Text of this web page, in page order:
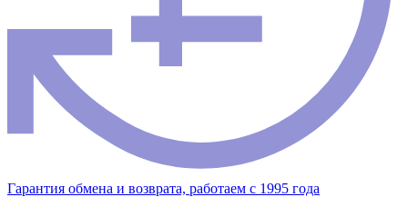
Гарантия обмена и возврата, работаем с 1995 года